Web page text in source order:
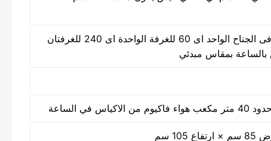
30 ضغطة بالدقيقة فى الجناح الواحد اى 60 للغرفة الواحدة اى 240 للغرفتان
في الساعة